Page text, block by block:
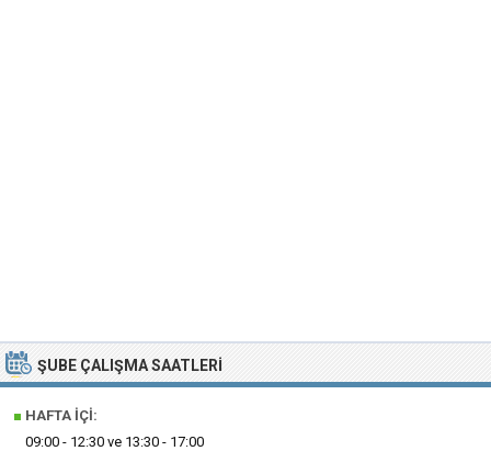
ŞUBE ÇALIŞMA SAATLERI
■ HAFTA İÇI:
09:00 - 12:30 ve 13:30 - 17:00